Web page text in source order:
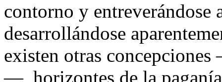
contorno y entreverándose
desarrollándose
existen otras
—, horizontes de la